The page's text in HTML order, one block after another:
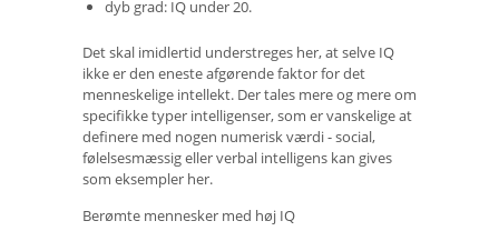
dyb grad: IQ under 20.
Det skal imidlertid understreges her, at selve IQ
ikke er den eneste afgørende faktor for det
menneskelige intellekt. Der tales mere og mere om
specifikke typer intelligenser, som er vanskelige at
definere med nogen numerisk værdi - social,
følelsesmæssig eller verbal intelligens kan gives
som eksempler her.
Berømte mennesker med høj IQ